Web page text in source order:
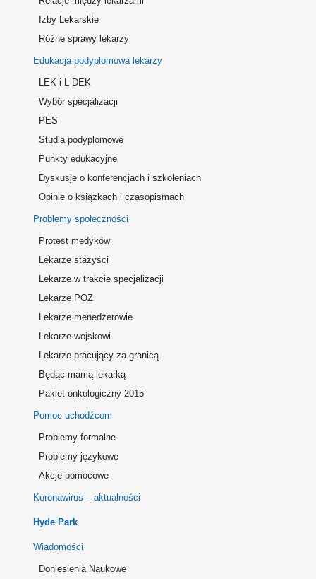
Izby Lekarskie
Różne sprawy lekarzy
Edukacja podyplomowa lekarzy
LEK i L-DEK
Wybór specjalizacji
PES
Studia podyplomowe
Punkty edukacyjne
Dyskusje o konferencjach i szkoleniach
Opinie o książkach i czasopismach
Problemy społeczności
Protest medyków
Lekarze stażyści
Lekarze w trakcie specjalizacji
Lekarze POZ
Lekarze menedżerowie
Lekarze wojskowi
Lekarze pracujący za granicą
Będąc mamą-lekarką
Pakiet onkologiczny 2015
Pomoc uchodźcom
Problemy formalne
Problemy językowe
Akcje pomocowe
Koronawirus – aktualności
Hyde Park
Wiadomości
Doniesienia Naukowe